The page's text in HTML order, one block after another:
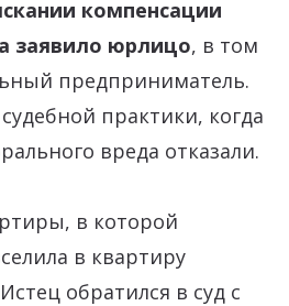
компенсации
заявило юрлицо, в том
предприниматель.
практики, когда
вреда отказали.
в которой
в квартиру
обратился в суд с